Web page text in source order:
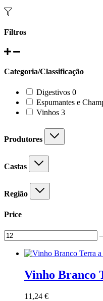
Filtros
Categoria/Classificação
Digestivos 00
products
Espumantes e
Vinhos 3
Produtores
Castas
Região
Price
–
Vinho Branco
11,24 €